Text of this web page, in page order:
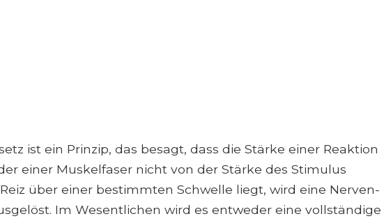
ist ein Prinzip, das besagt, dass die Stärke einer Reaktion
einer Muskelfaser nicht von der Stärke des Stimulus
über einer bestimmten Schwelle liegt, wird eine Nerven-
Im Wesentlichen wird es entweder eine vollständige